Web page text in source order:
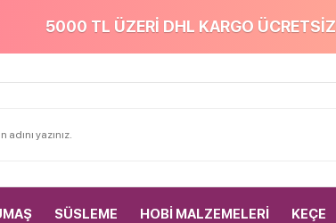
5000 TL ÜZERİ DHL KARGO ÜCRETSİZ
SÜSLEME HOBİ MALZEMELERİ KEÇE